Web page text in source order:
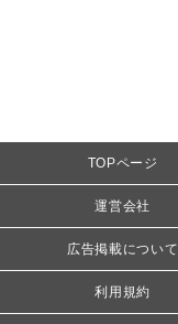
TOPページ
運営会社
広告掲載について
利用規約